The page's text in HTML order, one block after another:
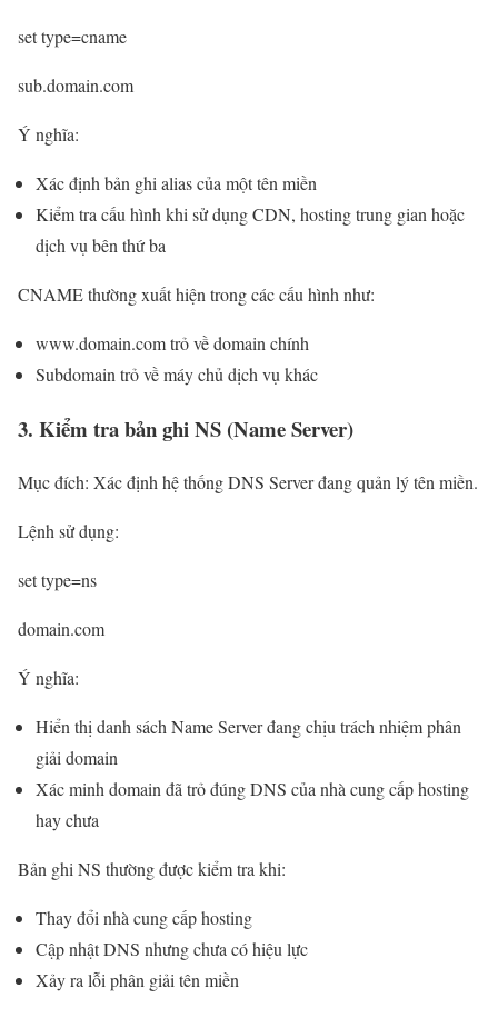
set type=cname
sub.domain.com
Ý nghĩa:
Xác định bản ghi alias của một tên miền
Kiểm tra cấu hình khi sử dụng CDN, hosting trung gian hoặc
dịch vụ bên thứ ba
CNAME thường xuất hiện trong các cấu hình như:
www.domain.com trỏ về domain chính
Subdomain trỏ về máy chủ dịch vụ khác
3. Kiểm tra bản ghi NS (Name Server)
Mục đích: Xác định hệ thống DNS Server đang quản lý tên miền.
Lệnh sử dụng:
set type=ns
domain.com
Ý nghĩa:
Hiển thị danh sách Name Server đang chịu trách nhiệm phân
giải domain
Xác minh domain đã trỏ đúng DNS của nhà cung cấp hosting
hay chưa
Bản ghi NS thường được kiểm tra khi:
Thay đổi nhà cung cấp hosting
Cập nhật DNS nhưng chưa có hiệu lực
Xảy ra lỗi phân giải tên miền